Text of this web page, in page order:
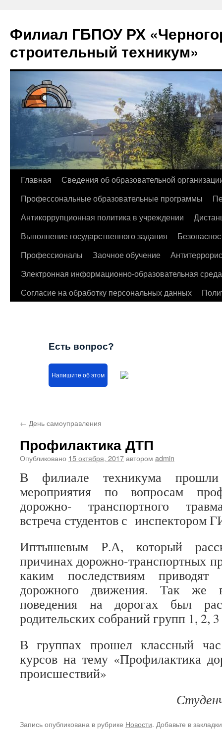
Филиал ГБПОУ РХ
строительный техникум»
Перейти
содержимому
Главная
Сведения об образовательной
Профессональные образовательные программы
Антикоррупционная политика в учреждении
Выполнение государственного задания
Профессионалы
Заочное обучение
Электронная информационно-образовательная среда
Согласие на обработку персональных данных
Есть вопрос?
Напишите об этом
← День самоуправления
Профилактика ДТП
Опубликовано 15 октября, 2017автором admin
В филиале техникума прошли
мероприятия по вопросам
дорожно- транспортного
встреча студентов с инспектором
Иптышевым Р.А, который
причинах дорожно-транспортных
каким последствиям
дорожного движения. Так же
поведения на дорогах был
родительских собраний групп 1, 2,
В группах прошел классный
курсов на тему «Профилактика
происшествий»
Запись опубликована в рубрике Новости. Добавьте в